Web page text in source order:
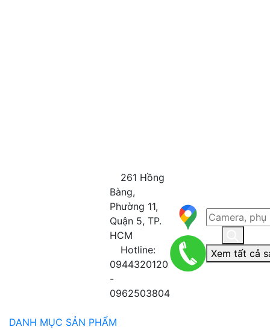
261 Hồng
Bàng,
Phường 11,
Quận 5, TP.
HCM
Hotline:
0944320120
-
0962503804
Xem tất cả
DANH MỤC SẢN PHẨM